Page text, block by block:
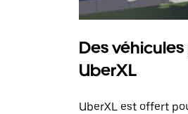
Des
UberXL
UberXL est offert